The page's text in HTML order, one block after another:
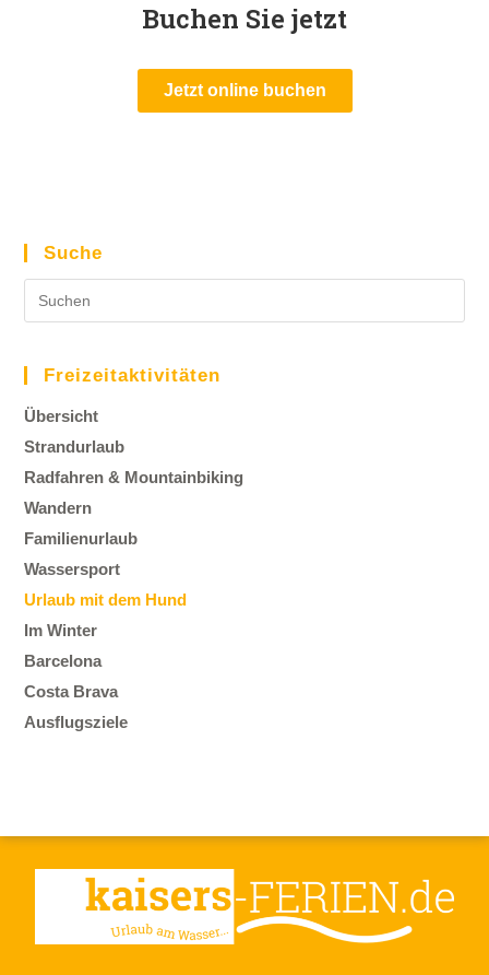
Buchen Sie jetzt
Jetzt online buchen
Suche
Freizeitaktivitäten
Übersicht
Strandurlaub
Radfahren & Mountainbiking
Wandern
Familienurlaub
Wassersport
Urlaub mit dem Hund
Im Winter
Barcelona
Costa Brava
Ausflugsziele